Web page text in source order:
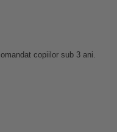
copiilor sub 3 ani.